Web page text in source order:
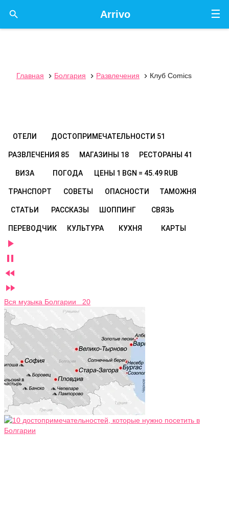
☰
Arrivo

Главная  Болгария  Развлечения  Клуб Comics
ОТЕЛИ ДОСТОПРИМЕЧАТЕЛЬНОСТИ 51
РАЗВЛЕЧЕНИЯ 85 МАГАЗИНЫ 18 РЕСТОРАНЫ 41
ВИЗА ПОГОДА ЦЕНЫ 1 BGN = 45.49 RUB
ТРАНСПОРТ СОВЕТЫ ОПАСНОСТИ ТАМОЖНЯ
СТАТЬИ РАССКАЗЫ ШОППИНГ СВЯЗЬ
ПЕРЕВОДЧИК КУЛЬТУРА КУХНЯ КАРТЫ




Вся музыка Болгарии 20